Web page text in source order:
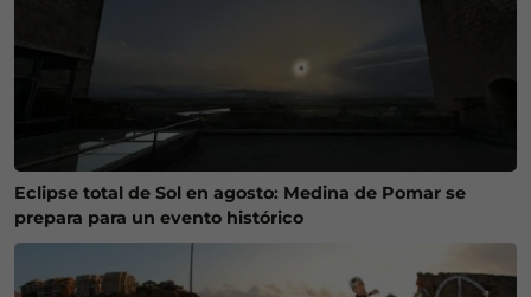
Eclipse total de Sol en agosto: Medina de Pomar se
prepara para un evento histórico